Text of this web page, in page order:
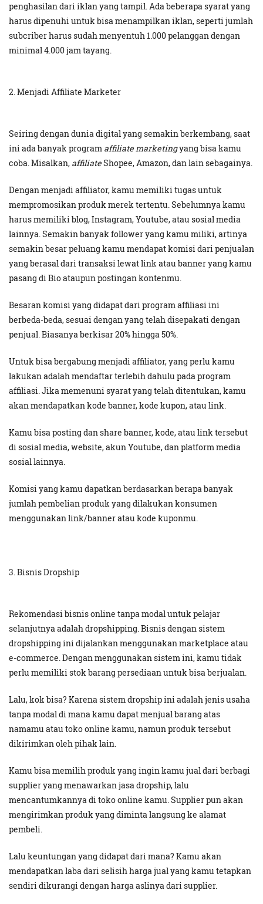
penghasilan dari iklan yang tampil. Ada beberapa syarat yang
harus dipenuhi untuk bisa menampilkan iklan, seperti jumlah
subcriber harus sudah menyentuh 1.000 pelanggan dengan
minimal 4.000 jam tayang.
2. Menjadi Affiliate Marketer
Seiring dengan dunia digital yang semakin berkembang, saat
ini ada banyak program affiliate marketingyang bisa kamu
coba. Misalkan, affiliateShopee, Amazon, dan lain sebagainya.
Dengan menjadi affiliator, kamu memiliki tugas untuk
mempromosikan produk merek tertentu. Sebelumnya kamu
harus memiliki blog, Instagram, Youtube, atau sosial media
lainnya. Semakin banyak follower yang kamu miliki, artinya
semakin besar peluang kamu mendapat komisi dari penjualan
yang berasal dari transaksi lewat link atau banner yang kamu
pasang di Bio ataupun postingan kontenmu.
Besaran komisi yang didapat dari program affiliasi ini
berbeda-beda, sesuai dengan yang telah disepakati dengan
penjual. Biasanya berkisar 20% hingga 50%.
Untuk bisa bergabung menjadi affiliator, yang perlu kamu
lakukan adalah mendaftar terlebih dahulu pada program
affiliasi. Jika memenuni syarat yang telah ditentukan, kamu
akan mendapatkan kode banner, kode kupon, atau link.
Kamu bisa posting dan share banner, kode, atau link tersebut
di sosial media, website, akun Youtube, dan platform media
sosial lainnya.
Komisi yang kamu dapatkan berdasarkan berapa banyak
jumlah pembelian produk yang dilakukan konsumen
menggunakan link/banner atau kode kuponmu.
3. Bisnis Dropship
Rekomendasi bisnis online tanpa modal untuk pelajar
selanjutnya adalah dropshipping. Bisnis dengan sistem
dropshipping ini dijalankan menggunakan marketplace atau
e-commerce. Dengan menggunakan sistem ini, kamu tidak
perlu memiliki stok barang persediaan untuk bisa berjualan.
Lalu, kok bisa? Karena sistem dropship ini adalah jenis usaha
tanpa modal di mana kamu dapat menjual barang atas
namamu atau toko online kamu, namun produk tersebut
dikirimkan oleh pihak lain.
Kamu bisa memilih produk yang ingin kamu jual dari berbagi
supplier yang menawarkan jasa dropship, lalu
mencantumkannya di toko online kamu. Supplier pun akan
mengirimkan produk yang diminta langsung ke alamat
pembeli.
Lalu keuntungan yang didapat dari mana? Kamu akan
mendapatkan laba dari selisih harga jual yang kamu tetapkan
sendiri dikurangi dengan harga aslinya dari supplier.